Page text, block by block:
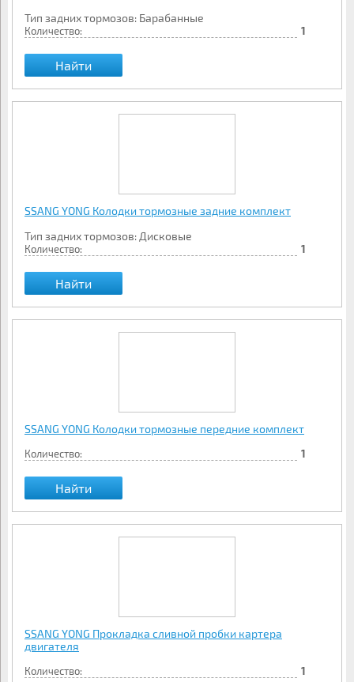
Тип задних тормозов: Барабанные
Количество: 1
Найти
SSANG YONG Колодки тормозные задние комплект
Тип задних тормозов: Дисковые
Количество: 1
Найти
SSANG YONG Колодки тормозные передние комплект
Количество: 1
Найти
SSANG YONG Прокладка сливной пробки картера
двигателя
Количество: 1